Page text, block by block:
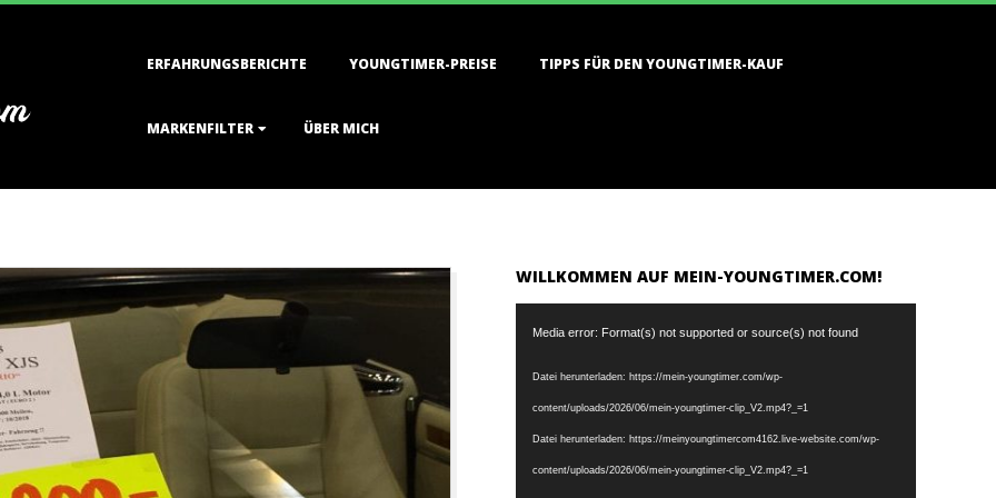
ERFAHRUNGSBERICHTE YOUNGTIMER-PREISE TIPPS FÜR DEN YOUNGTIMER-KAUF
MARKENFILTER ÜBER MICH
WILLKOMMEN AUF MEIN-YOUNGTIMER.COM!
Media error: Format(s) not supported or source(s) not found
Datei herunterladen: https://mein-youngtimer.com/wp-
content/uploads/2026/06/mein-youngtimer-clip_V2.mp4?_=1
Datei herunterladen: https://meinyoungtimercom4162.live-website.com/wp-
content/uploads/2026/06/mein-youngtimer-clip_V2.mp4?_=1